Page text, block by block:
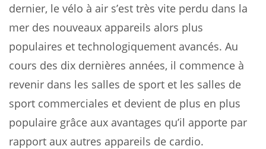
dernier, le vélo à air s’est très vite perdu dans la
mer des nouveaux appareils alors plus
populaires et technologiquement avancés. Au
cours des dix dernières années, il commence à
revenir dans les salles de sport et les salles de
sport commerciales et devient de plus en plus
populaire grâce aux avantages qu’il apporte par
rapport aux autres appareils de cardio.